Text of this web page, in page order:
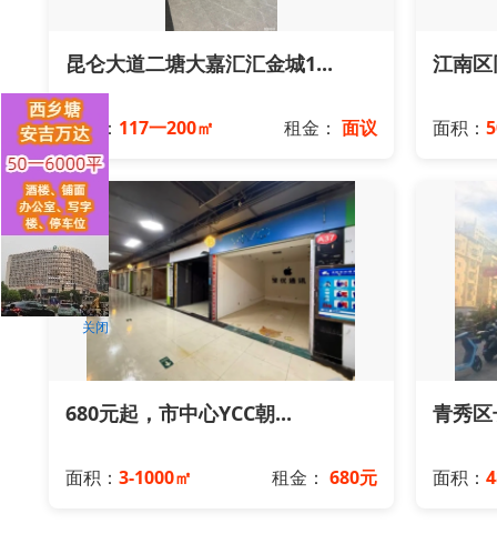
昆仑大道二塘大嘉汇汇金城1...
面积： 117一200㎡ 租金： 面议
江南
面积：
680元起，市中心YCC朝...
面积： 3-1000㎡ 租金： 680元
青秀
面积：
关闭